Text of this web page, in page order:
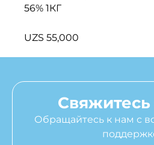
56% 1КГ
UZS 55,000
Обращайтесь к нам с